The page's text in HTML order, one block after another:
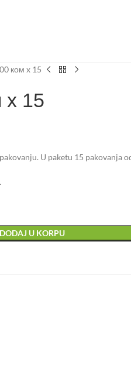
ком x 15
x 15
U paketu 15 pakovanja
DODAJ U KORPU